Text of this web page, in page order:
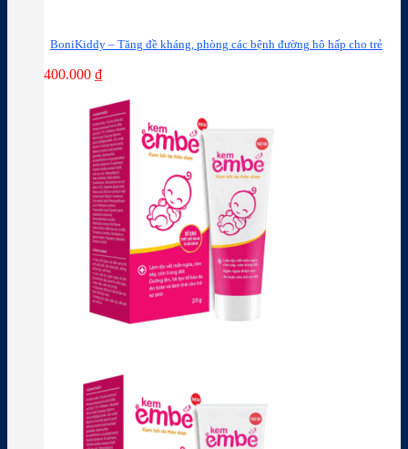
BoniKiddy – Tăng đề kháng, phòng các bệnh đường hô hấp cho trẻ
400.000 ₫